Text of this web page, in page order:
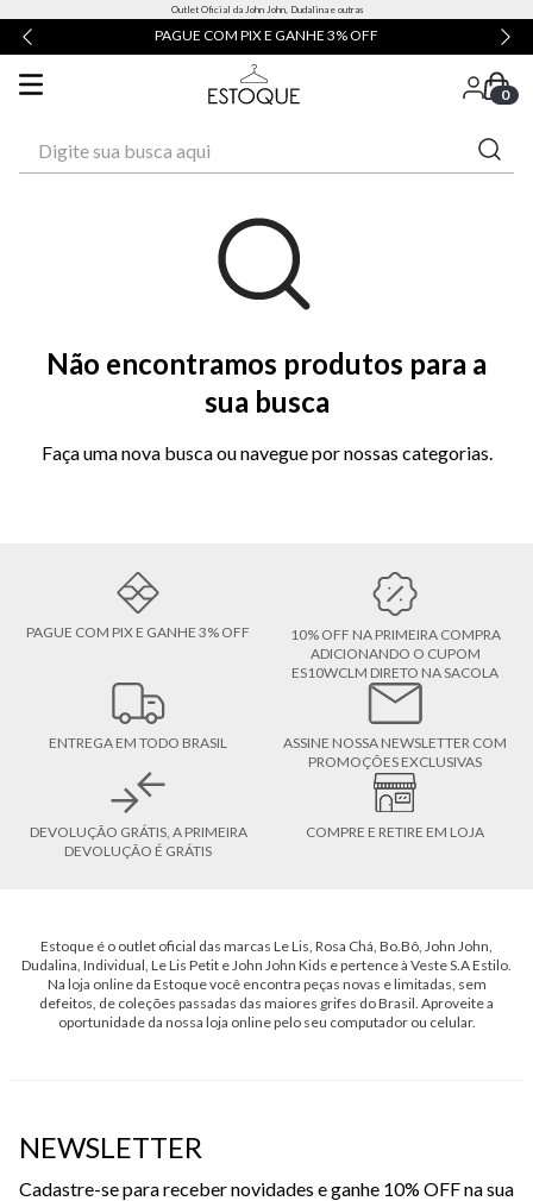
Outlet Oficial da John John, Dudalina e outras
PAGUE COM PIX E GANHE 3% OFF
0
Não encontramos produtos para a
sua busca
Faça uma nova busca ou navegue por nossas categorias.
PAGUE COM PIX E GANHE 3% OFF
10% OFF NA PRIMEIRA COMPRA
ADICIONANDO O CUPOM
ES10WCLM DIRETO NA SACOLA
ENTREGA EM TODO BRASIL
ASSINE NOSSA NEWSLETTER COM
PROMOÇÕES EXCLUSIVAS
DEVOLUÇÃO GRÁTIS, A PRIMEIRA
DEVOLUÇÃO É GRÁTIS
COMPRE E RETIRE EM LOJA
Estoque é o outlet oficial das marcas Le Lis, Rosa Chá, Bo.Bô, John John,
Dudalina, Individual, Le Lis Petit e John John Kids e pertence à Veste S.A Estilo.
Na loja online da Estoque você encontra peças novas e limitadas, sem
defeitos, de coleções passadas das maiores grifes do Brasil. Aproveite a
oportunidade da nossa loja online pelo seu computador ou celular.
NEWSLETTER
Cadastre-se para receber novidades e ganhe 10% OFF na sua